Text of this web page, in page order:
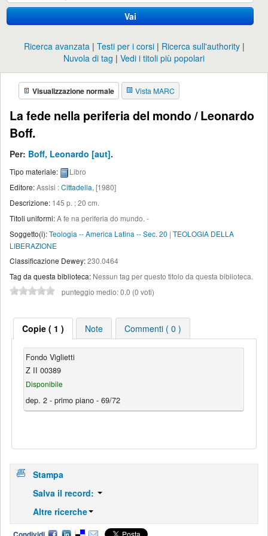
Vai
Ricerca avanzata Testi per i corsi
Ricerca sull'authority
Nuvola di tag
Vedi i titoli più popolari
Visualizzazione normale Vista MARC
La fede nella periferia del mondo /Leonardo
Boff.
Per: Boff, Leonardo [aut].
Tipo materiale:
Libro
Editore:Assisi :Cittadella, [1980]
Descrizione: 145 p. ; 20 cm.
Titoli uniformi:A fe na periferia do mundo. -
Soggetto(i):Teologia -- America Latina -- Sec. 20 | TEOLOGIA DELLA
LIBERAZIONE
Classificazione Dewey:230.0464
Tag da questa biblioteca: Nessun tag per questo titolo da questa biblioteca.
punteggio medio: 0.0 (0 voti)
Copie ( 1 ) Note Commenti ( 0 )
Fondo Viglietti
Z II 00389
Disponibile
dep. 2 - primo piano - 69/72
Stampa
Salva il record:
Altre ricerche